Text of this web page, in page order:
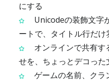
にする
Unicodeの装飾文字
ートで、タイトル行だけ
オンラインで共有す
せを、ちょっとデコった
ゲームの名前、クラ